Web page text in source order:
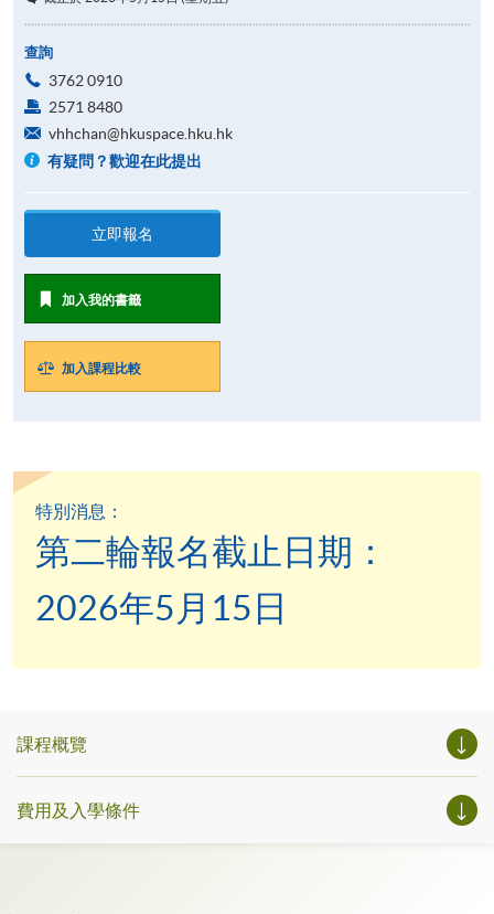
查詢
3762 0910
2571 8480
vhhchan@hkuspace.hku.hk
有疑問？歡迎在此提出
立即報名
加入我的書籤
加入課程比較
特別消息：
第二輪報名截止日期：
2026年5月15日
課程概覽
費用及入學條件